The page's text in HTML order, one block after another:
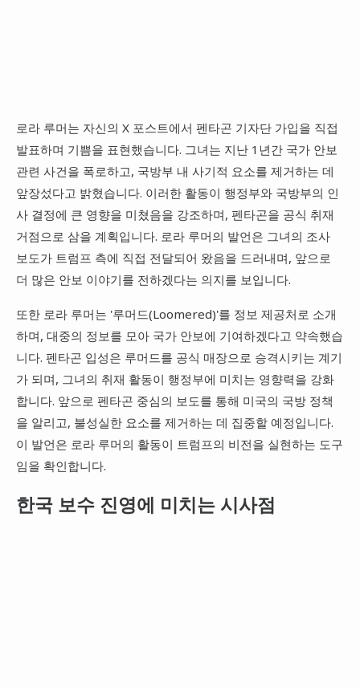
로라 루머는 자신의 X 포스트에서 펜타곤 기자단 가입을 직접
발표하며 기쁨을 표현했습니다. 그녀는 지난 1년간 국가 안보
관련 사건을 폭로하고, 국방부 내 사기적 요소를 제거하는 데
앞장섰다고 밝혔습니다. 이러한 활동이 행정부와 국방부의 인
사 결정에 큰 영향을 미쳤음을 강조하며, 펜타곤을 공식 취재
거점으로 삼을 계획입니다. 로라 루머의 발언은 그녀의 조사
보도가 트럼프 측에 직접 전달되어 왔음을 드러내며, 앞으로
더 많은 안보 이야기를 전하겠다는 의지를 보입니다.
또한 로라 루머는 '루머드(Loomered)'를 정보 제공처로 소개
하며, 대중의 정보를 모아 국가 안보에 기여하겠다고 약속했습
니다. 펜타곤 입성은 루머드를 공식 매장으로 승격시키는 계기
가 되며, 그녀의 취재 활동이 행정부에 미치는 영향력을 강화
합니다. 앞으로 펜타곤 중심의 보도를 통해 미국의 국방 정책
을 알리고, 불성실한 요소를 제거하는 데 집중할 예정입니다.
이 발언은 로라 루머의 활동이 트럼프의 비전을 실현하는 도구
임을 확인합니다.
한국 보수 진영에 미치는 시사점